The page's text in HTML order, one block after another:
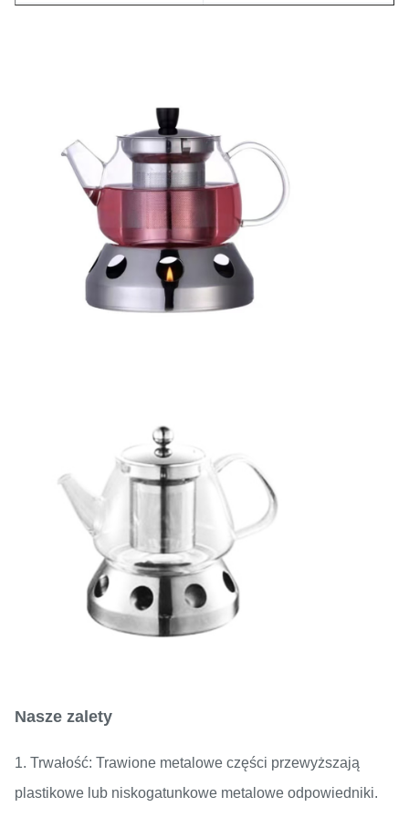
modeli czajników
Nasze zalety
1. Trwałość: Trawione metalowe części przewyższają
plastikowe lub niskogatunkowe metalowe odpowiedniki.